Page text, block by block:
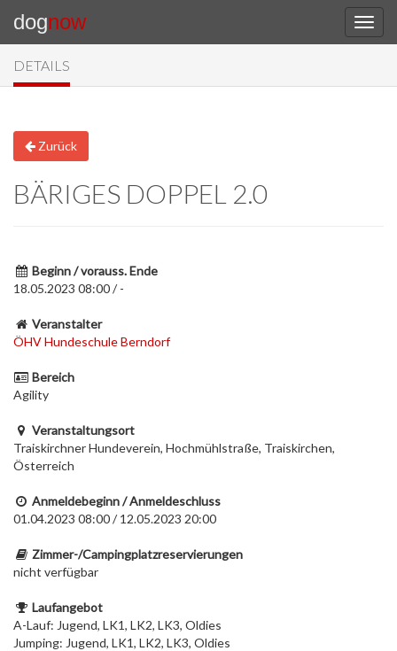
dognow
DETAILS
Zurück
BÄRIGES DOPPEL 2.0
Beginn / vorauss. Ende
18.05.2023 08:00 / -
Veranstalter
ÖHV Hundeschule Berndorf
Bereich
Agility
Veranstaltungsort
Traiskirchner Hundeverein, Hochmühlstraße, Traiskirchen,
Österreich
Anmeldebeginn / Anmeldeschluss
01.04.2023 08:00 / 12.05.2023 20:00
Zimmer-/Campingplatzreservierungen
nicht verfügbar
Laufangebot
A-Lauf: Jugend, LK1, LK2, LK3, Oldies
Jumping: Jugend, LK1, LK2, LK3, Oldies